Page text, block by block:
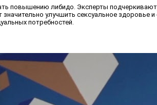
повышению либидо. Эксперты
улучшить сексуальное здоровье
потребностей.